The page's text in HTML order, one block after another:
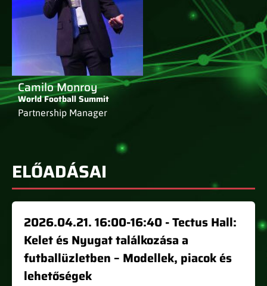
Camilo Monroy
World Football Summit
Partnership Manager
ELŐADÁSAI
2026.04.21. 16:00-16:40 - Tectus Hall:
Kelet és Nyugat találkozása a
futballüzletben – Modellek, piacok és
lehetőségek